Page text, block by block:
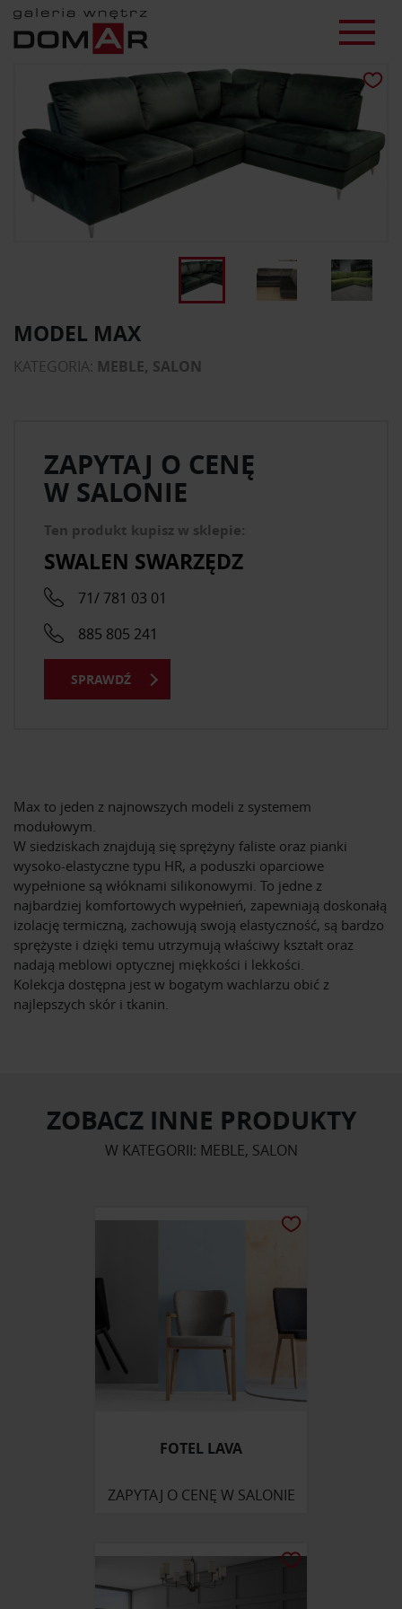
MODEL MAX
KATEGORIA: MEBLE, SALON
Max to jeden z najnowszych modeli z systemem
modułowym.
W siedziskach znajdują się sprężyny faliste oraz pianki
wysoko-elastyczne typu HR, a poduszki oparciowe
wypełnione są włóknami silikonowymi. To jedne z
najbardziej komfortowych wypełnień, zapewniają doskonałą
izolację termiczną, zachowują swoją elastyczność, są bardzo
sprężyste i dzięki temu utrzymują właściwy kształt oraz
nadają meblowi optycznej miękkości i lekkości.
Kolekcja dostępna jest w bogatym wachlarzu obić z
najlepszych skór i tkanin.
ZAPYTAJ O CENĘ
W SALONIE
Ten produkt kupisz w sklepie:
SWALEN SWARZĘDZ
71/ 781 03 01
885 805 241
SPRAWDŹ
ZOBACZ INNE PRODUKTY
W KATEGORII: MEBLE, SALON
FOTEL LAVA
ZAPYTAJ O CENĘ W SALONIE